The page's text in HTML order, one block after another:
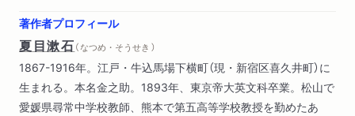
著作者プロフィール
夏目漱石（ なつめ・そうせき ）
1867-1916年。江戸・牛込馬場下横町（現・新宿区喜久井町）に
生まれる。本名金之助。1893年、東京帝大英文科卒業。松山で
愛媛県尋常中学校教師、熊本で第五高等学校教授を勤めたあ